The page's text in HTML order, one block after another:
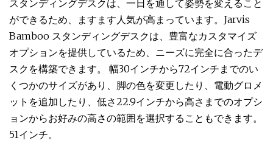
スタンディングデスクは、一日を通して姿勢を変えること
ができるため、ますます人気が高まっています。Jarvis
Bamboo スタンディングデスクは、豊富なカスタマイズ
オプションを提供しているため、ニーズに完全に合ったデ
スクを構築できます。 幅30インチから72インチまでのい
くつかのサイズがあり、脚の色を変更したり、電動グロメ
ットを追加したり、低さ22.9インチから高さまでのオプシ
ョンからお好みの高さの範囲を選択することもできます。
51インチ。